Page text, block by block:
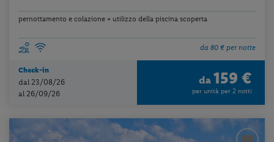
pernottamento e colazione + utilizzo della piscina scoperta
da 80 € per notte
Check-in
dal 23/08/26
al 26/09/26
da 159 €
per unità per 2 notti